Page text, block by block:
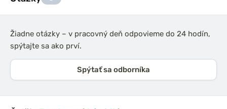
Žiadne otázky – v pracovný deň odpovieme do 24 hodín,
spýtajte sa ako prví.
Spýtať sa odborníka